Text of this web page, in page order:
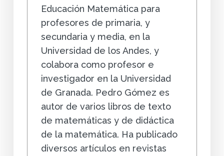
Educación Matemática para
profesores de primaria, y
secundaria y media, en la
Universidad de los Andes, y
colabora como profesor e
investigador en la Universidad
de Granada. Pedro Gómez es
autor de varios libros de texto
de matemáticas y de didáctica
de la matemática. Ha publicado
diversos artículos en revistas